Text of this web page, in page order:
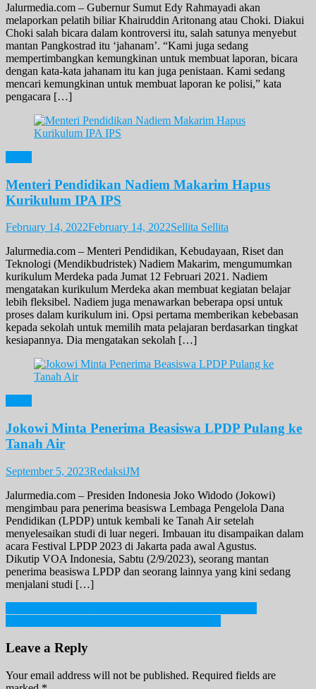
Jalurmedia.com – Gubernur Sumut Edy Rahmayadi akan
melaporkan pelatih biliar Khairuddin Aritonang atau Choki. Diakui
Choki salah bicara dalam kontroversi itu, salah satunya menyebut
mantan Pangkostrad itu ‘jahanam’. “Kami juga sedang
mempertimbangkan kemungkinan untuk membuat laporan, bicara
dengan kata-kata jahanam itu kan juga penistaan. Kami sedang
mencari kemungkinan untuk membuat laporan ke polisi,” kata
pengacara […]
Menteri Pendidikan Nadiem Makarim Hapus
Kurikulum IPA IPS
February 14, 2022February 14, 2022Sellita Sellita
Jalurmedia.com – Menteri Pendidikan, Kebudayaan, Riset dan
Teknologi (Mendikbudristek) Nadiem Makarim, mengumumkan
kurikulum Merdeka pada Jumat 12 Februari 2021. Nadiem
mengatakan kurikulum Merdeka akan membuat kegiatan belajar
lebih fleksibel. Nadiem juga menawarkan beberapa opsi untuk
proses dalam kurikulum ini. Opsi pertama memberikan kebebasan
kepada sekolah untuk memilih mata pelajaran berdasarkan tingkat
kesiapannya. Dia mengatakan sekolah […]
Jokowi Minta Penerima Beasiswa LPDP Pulang ke
Tanah Air
September 5, 2023RedaksiJM
Jalurmedia.com – Presiden Indonesia Joko Widodo (Jokowi)
mengimbau para penerima beasiswa Lembaga Pengelola Dana
Pendidikan (LPDP) untuk kembali ke Tanah Air setelah
menyelesaikan studi di luar negeri. Imbauan itu disampaikan dalam
acara Festival LPDP 2023 di Jakarta pada awal Agustus.
Dikutip VOA Indonesia, Sabtu (2/9/2023), seorang mantan
penerima beasiswa LPDP dan seorang lainnya yang kini sedang
menjalani studi […]
Post
navigation
Leave a Reply
Your email address will not be published. Required fields are